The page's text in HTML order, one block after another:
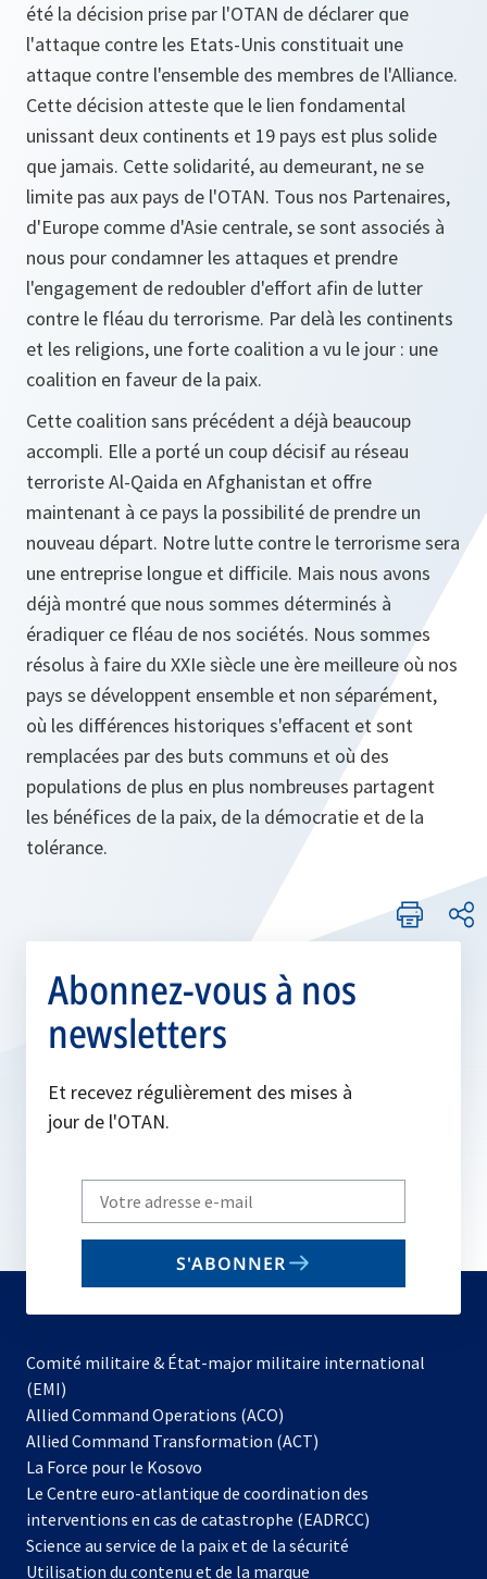
été la décision prise par l'OTAN de déclarer que
l'attaque contre les Etats-Unis constituait une
attaque contre l'ensemble des membres de l'Alliance.
Cette décision atteste que le lien fondamental
unissant deux continents et 19 pays est plus solide
que jamais. Cette solidarité, au demeurant, ne se
limite pas aux pays de l'OTAN. Tous nos Partenaires,
d'Europe comme d'Asie centrale, se sont associés à
nous pour condamner les attaques et prendre
l'engagement de redoubler d'effort afin de lutter
contre le fléau du terrorisme. Par delà les continents
et les religions, une forte coalition a vu le jour : une
coalition en faveur de la paix.
Cette coalition sans précédent a déjà beaucoup
accompli. Elle a porté un coup décisif au réseau
terroriste Al-Qaida en Afghanistan et offre
maintenant à ce pays la possibilité de prendre un
nouveau départ. Notre lutte contre le terrorisme sera
une entreprise longue et difficile. Mais nous avons
déjà montré que nous sommes déterminés à
éradiquer ce fléau de nos sociétés. Nous sommes
résolus à faire du XXIe siècle une ère meilleure où nos
pays se développent ensemble et non séparément,
où les différences historiques s'effacent et sont
remplacées par des buts communs et où des
populations de plus en plus nombreuses partagent
les bénéfices de la paix, de la démocratie et de la
tolérance.
Abonnez-vous à nos
newsletters
Et recevez régulièrement des mises à
jour de l'OTAN.
Write
your
email
S'ABONNER
Comité militaire & État-major militaire international
(EMI)
Allied Command Operations (ACO)
dans
nouvel
onglet
Allied Command Transformation (ACT)
La Force pour le Kosovo
dans
un
nouvel
onglet
Le Centre euro-atlantique de coordination des
interventions en cas de catastrophe (EADRCC)
Science au service de la paix et de la sécurité
Utilisation du contenu et de la marque